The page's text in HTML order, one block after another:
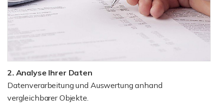
2. Analyse Ihrer Daten
Datenverarbeitung und Auswertung anhand
vergleichbarer Objekte.